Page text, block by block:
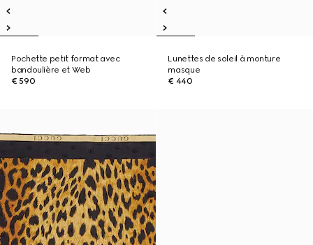
Pochette petit format avec
bandoulière et Web
€ 590
Lunettes de soleil à monture
masque
€ 440